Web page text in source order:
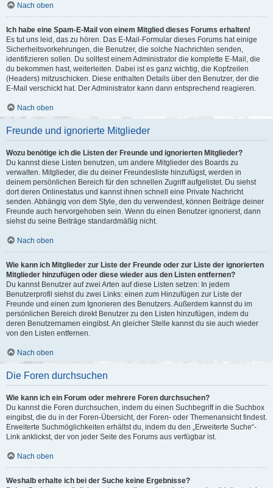
Nach oben
Ich habe eine Spam-E-Mail von einem Mitglied dieses Forums erhalten!
Es tut uns leid, das zu hören. Das E-Mail-Formular dieses Forums hat einige
Sicherheitsvorkehrungen, die Benutzer, die solche Nachrichten senden,
identifizieren sollen. Du solltest einem Administrator die komplette E-Mail, die
du bekommen hast, weiterleiten. Dabei ist es ganz wichtig, die Kopfzeilen
(Headers) mitzuschicken. Diese enthalten Details über den Benutzer, der die
E-Mail verschickt hat. Der Administrator kann dann entsprechend reagieren.
Nach oben
Freunde und ignorierte Mitglieder
Wozu benötige ich die Listen der Freunde und ignorierten Mitglieder?
Du kannst diese Listen benutzen, um andere Mitglieder des Boards zu
verwalten. Mitglieder, die du deiner Freundesliste hinzufügst, werden in
deinem persönlichen Bereich für den schnellen Zugriff aufgelistet. Du siehst
dort deren Onlinestatus und kannst ihnen schnell eine Private Nachricht
senden. Abhängig von dem Style, den du verwendest, können Beiträge deiner
Freunde auch hervorgehoben sein. Wenn du einen Benutzer ignorierst, dann
siehst du seine Beiträge standardmäßig nicht.
Nach oben
Wie kann ich Mitglieder zur Liste der Freunde oder zur Liste der ignorierten
Mitglieder hinzufügen oder diese wieder aus den Listen entfernen?
Du kannst Benutzer auf zwei Arten auf diese Listen setzen: In jedem
Benutzerprofil siehst du zwei Links: einen zum Hinzufügen zur Liste der
Freunde und einen zum Ignorieren des Benutzers. Außerdem kannst du im
persönlichen Bereich direkt Benutzer zu den Listen hinzufügen, indem du
deren Benutzernamen eingibst. An gleicher Stelle kannst du sie auch wieder
von den Listen entfernen.
Nach oben
Die Foren durchsuchen
Wie kann ich ein Forum oder mehrere Foren durchsuchen?
Du kannst die Foren durchsuchen, indem du einen Suchbegriff in die Suchbox
eingibst, die du in der Foren-Übersicht, der Foren- oder Themenansicht findest.
Erweiterte Suchmöglichkeiten erhältst du, indem du den „Erweiterte Suche“-
Link anklickst, der von jeder Seite des Forums aus verfügbar ist.
Nach oben
Weshalb erhalte ich bei der Suche keine Ergebnisse?